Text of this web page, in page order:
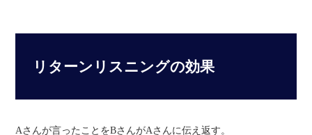
リターンリスニングの効果
Aさんが言ったことをBさんがAさんに伝え返す。